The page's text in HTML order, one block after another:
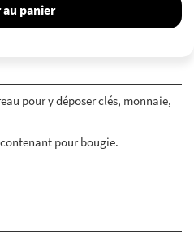
panier
pour y déposer clés, monnaie,
pour bougie.